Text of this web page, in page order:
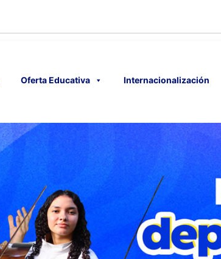
Oferta Educativa Internacionalización